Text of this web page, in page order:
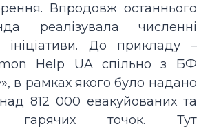
Впродовж останнього
реалізувала численні
ініціативи. До прикладу –
Help UA спільно з БФ
в рамках якого було надано
812 000 евакуйованих та
гарячих точок. Тут